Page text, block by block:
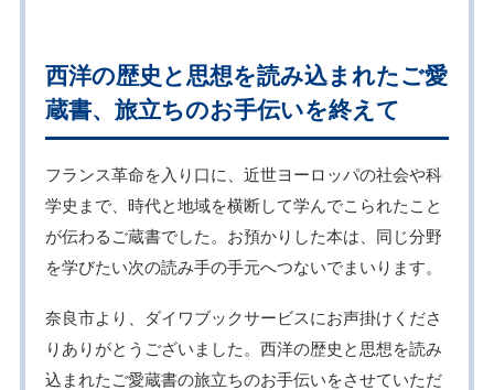
西洋の歴史と思想を読み込まれたご愛
蔵書、旅立ちのお手伝いを終えて
フランス革命を入り口に、近世ヨーロッパの社会や科
学史まで、時代と地域を横断して学んでこられたこと
が伝わるご蔵書でした。お預かりした本は、同じ分野
を学びたい次の読み手の手元へつないでまいります。
奈良市より、ダイワブックサービスにお声掛けくださ
りありがとうございました。西洋の歴史と思想を読み
込まれたご愛蔵書の旅立ちのお手伝いをさせていただ